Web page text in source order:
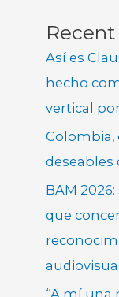
Así es
hecho
vertical
Colombia,
deseables
BAM
que
“A mí una